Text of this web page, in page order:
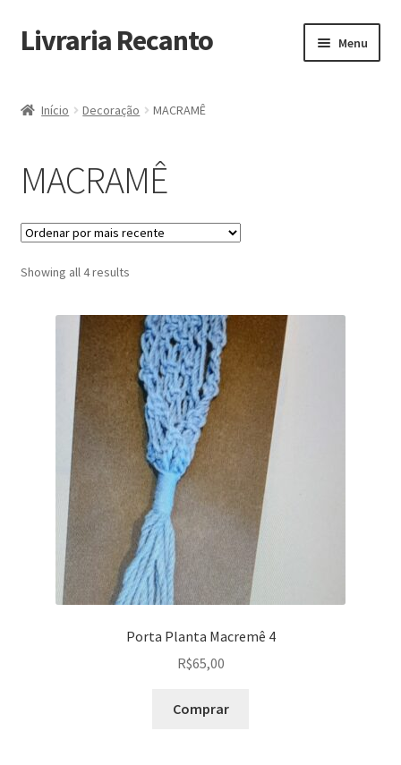
Pular
para
Pular
para
conteúdo
Livraria Recanto Menu
Finalidade do Bazar
Informações
Loja
Minha Conta
Pagamento
Peças em promoção
Peças novas
Política de privacidade
Início Decoração MACRAMÊ
MACRAMÊ
Showing all 4 resultsSorted
Porta Planta Macremê 4
R$65,00
Comprar